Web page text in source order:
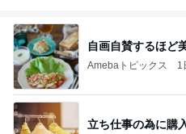
自画自賛するほど
Amebaトピックス 1
立ち仕事の為に購